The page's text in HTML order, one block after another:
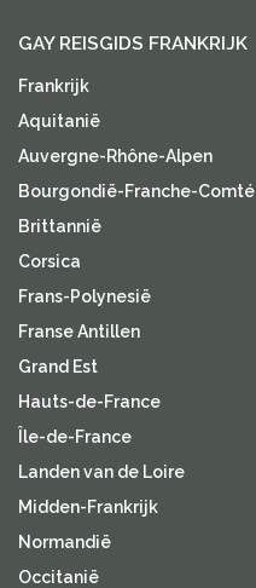
GAY REISGIDS FRANKRIJK
Frankrijk
Aquitanië
Auvergne-Rhône-Alpen
Bourgondië-Franche-Comté
Brittannië
Corsica
Frans-Polynesië
Franse Antillen
Grand Est
Hauts-de-France
Île-de-France
Landen van de Loire
Midden-Frankrijk
Normandië
Occitanië